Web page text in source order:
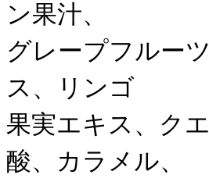
ン果汁、
グレープフルー
ス、リンゴ
果実エキス、ク
酸、カラメル、